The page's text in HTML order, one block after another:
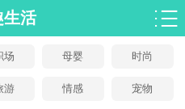
生活
场 母婴 时尚
游 情感 宠物